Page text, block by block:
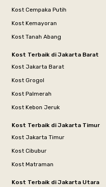
Kost Cempaka Putih
Kost Kemayoran
Kost Tanah Abang
Kost Terbaik di Jakarta Barat
Kost Jakarta Barat
Kost Grogol
Kost Palmerah
Kost Kebon Jeruk
Kost Terbaik di Jakarta Timur
Kost Jakarta Timur
Kost Cibubur
Kost Matraman
Kost Terbaik di Jakarta Utara